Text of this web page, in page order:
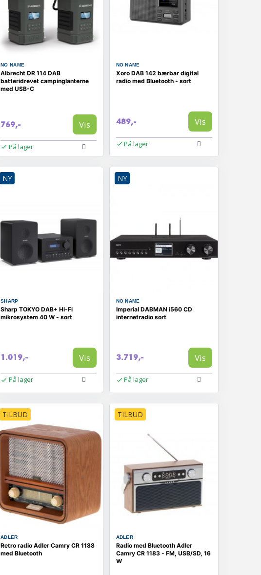
NO NAME
Albrecht DR 114 DAB
batteridrevet campinglanterne
med USB-C
769,- Vis
På lager
NO NAME
Xoro DAB 142 bærbar digital
radio med Bluetooth - sort
489,- Vis
På lager
NY
SHARP
Sharp TOKYO DAB+ Hi-Fi
mikrosystem 40 W - sort
1.019,- Vis
På lager
NY
NO NAME
Imperial DABMAN i560 CD
internetradio sort
3.719,- Vis
På lager
TILBUD
ADLER
Retro radio Adler Camry CR 1188
med Bluetooth
TILBUD
ADLER
Radio med Bluetooth Adler
Camry CR 1183 - FM, USB/SD, 16
W